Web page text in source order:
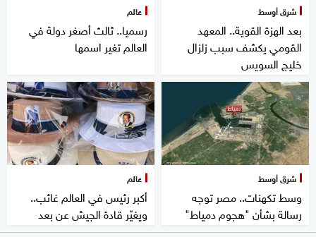
شرق أوسط
بعد الهزة القوية.. المعهد
القومي يكشف سبب زلزال
خليج السويس
عالم
رسميا.. ثالث أصغر دولة في
العالم تغير اسمها
شرق أوسط
وسط تكهنات.. مصر توجه
رسالة بشأن "هجوم دمياط"
عالم
أكبر رئيس في العالم غائب..
ويغيّر قادة الجيش عن بعد